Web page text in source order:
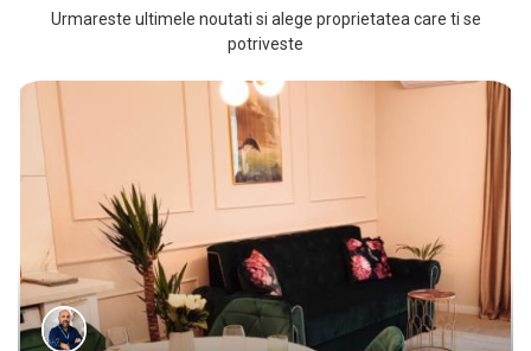
Urmareste ultimele noutati si alege proprietatea care ti se
potriveste